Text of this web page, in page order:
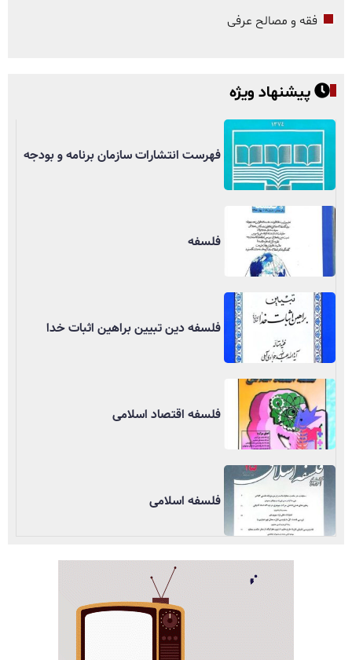
فقه و مصالح عرفی
پیشنهاد ویژه
فهرست انتشارات سازمان برنامه و بودجه
فلسفه
فلسفه دین تبیین براهین اثبات خدا
فلسفه اقتصاد اسلامی
فلسفه اسلامی